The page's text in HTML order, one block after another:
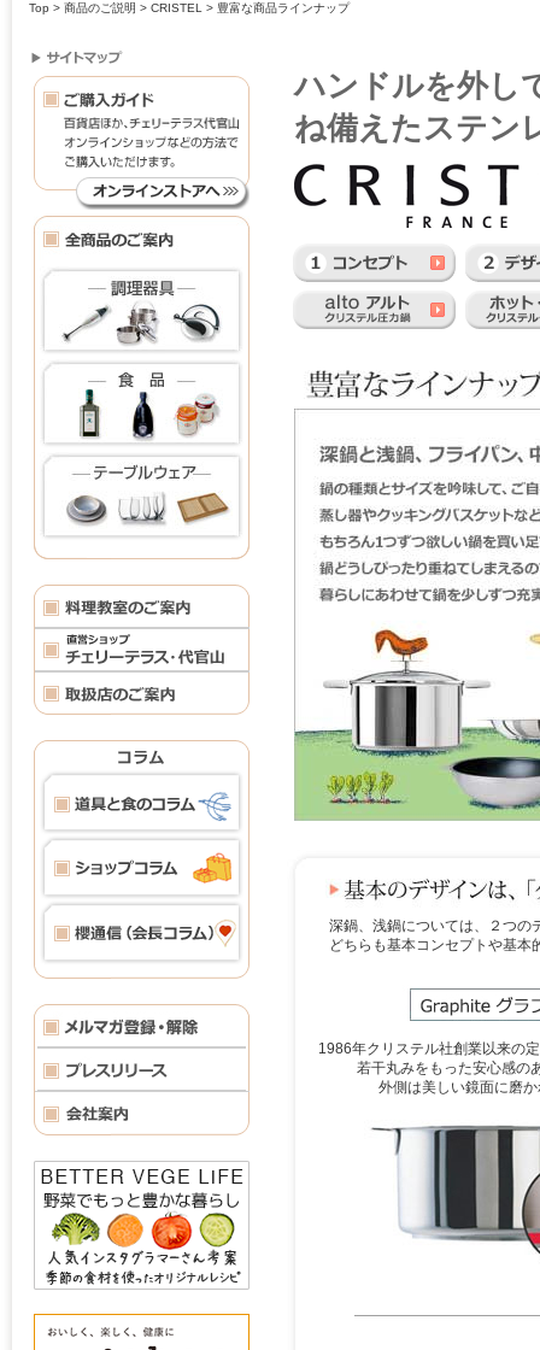
Top > 商品のご説明 > CRISTEL > 豊富な商品ラインナップ
ハンドルを外し
ね備えたステン
深鍋、浅鍋については、２つの
どちらも基本コンセプトや基本
1986年クリステル社創業以来の
若干丸みをもった安心感の
外側は美しい鏡面に磨